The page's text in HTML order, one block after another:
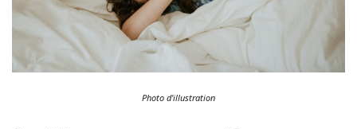
Photo d'illustration